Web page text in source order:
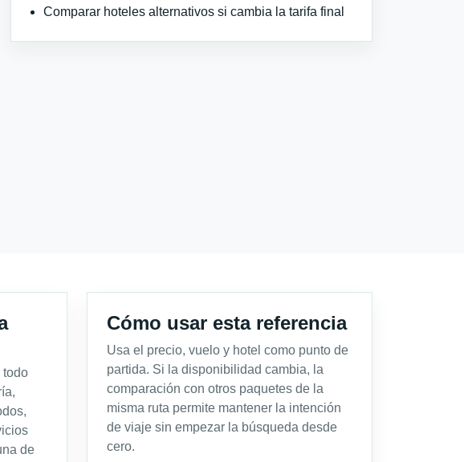
Comparar hoteles alternativos si cambia la tarifa final
todo
de
Cómo usar esta referencia
Usa el precio, vuelo y hotel como punto de
partida. Si la disponibilidad cambia, la
comparación con otros paquetes de la
misma ruta permite mantener la intención
de viaje sin empezar la búsqueda desde
cero.